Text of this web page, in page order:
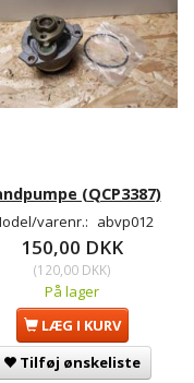
(QCP3387)
varenr.: abvp012
150,00 DKK
(120,00 DKK)
På lager
LÆG I KURV
Tilføj ønskeliste